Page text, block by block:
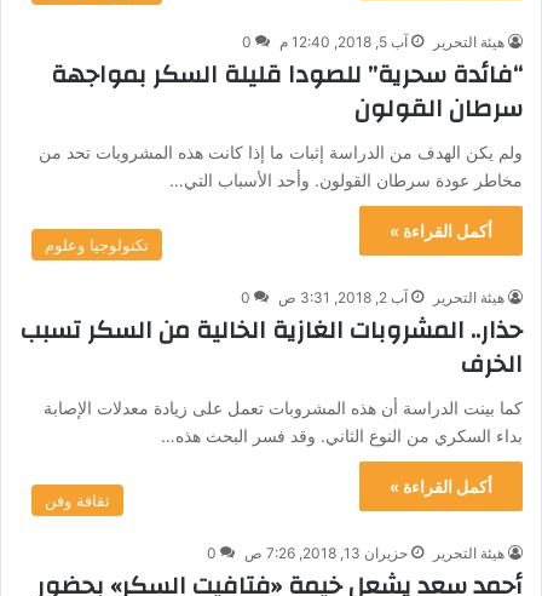
هيئة التحرير آب 5, 2018, 12:40 م 0
“فائدة سحرية” للصودا قليلة السكر بمواجهة
سرطان القولون
ولم يكن الهدف من الدراسة إثبات ما إذا كانت هذه المشروبات تحد من
مخاطر عودة سرطان القولون. وأحد الأسباب التي…
أكمل القراءة »
تكنولوجيا وعلوم
هيئة التحرير آب 2, 2018, 3:31 ص 0
حذار.. المشروبات الغازية الخالية من السكر تسبب
الخرف
كما بينت الدراسة أن هذه المشروبات تعمل على زيادة معدلات الإصابة
بداء السكري من النوع الثاني. وقد فسر البحث هذه…
أكمل القراءة »
ثقافة وفن
هيئة التحرير حزيران 13, 2018, 7:26 ص 0
أحمد سعد يشعل خيمة «فتافيت السكر» بحضور